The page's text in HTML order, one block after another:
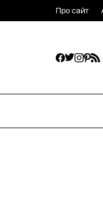
Про сайт